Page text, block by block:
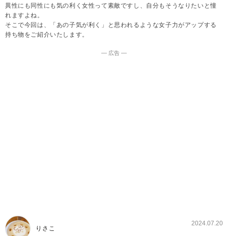
異性にも同性にも気の利く女性って素敵ですし、自分もそうなりたいと憧
れますよね。
そこで今回は、「あの子気が利く」と思われるような女子力がアップする
持ち物をご紹介いたします。
― 広告 ―
りさこ
2024.07.20